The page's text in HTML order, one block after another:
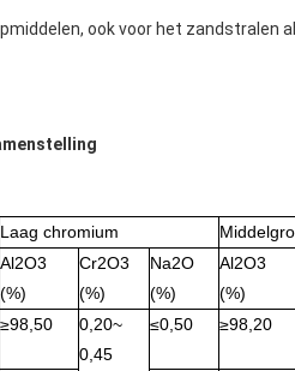
ook voor het zandstralen
Laag chromium
Al2O3
(%)
Cr2O3
(%)
Na2O
(%)
Al2O3
(%)
≥98,50
0,20~
0,45
≤0,50 ≥98,20